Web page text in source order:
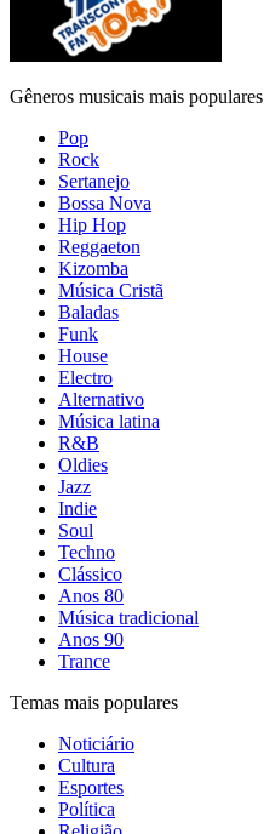
Gêneros musicais mais populares
Pop
Rock
Sertanejo
Bossa Nova
Hip Hop
Reggaeton
Kizomba
Música Cristã
Baladas
Funk
House
Electro
Alternativo
Música latina
R&B
Oldies
Jazz
Indie
Soul
Techno
Clássico
Anos 80
Música tradicional
Anos 90
Trance
Temas mais populares
Noticiário
Cultura
Esportes
Política